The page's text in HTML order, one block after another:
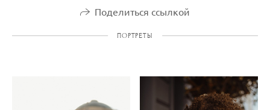
Поделиться ссылкой
ПОРТРЕТЫ